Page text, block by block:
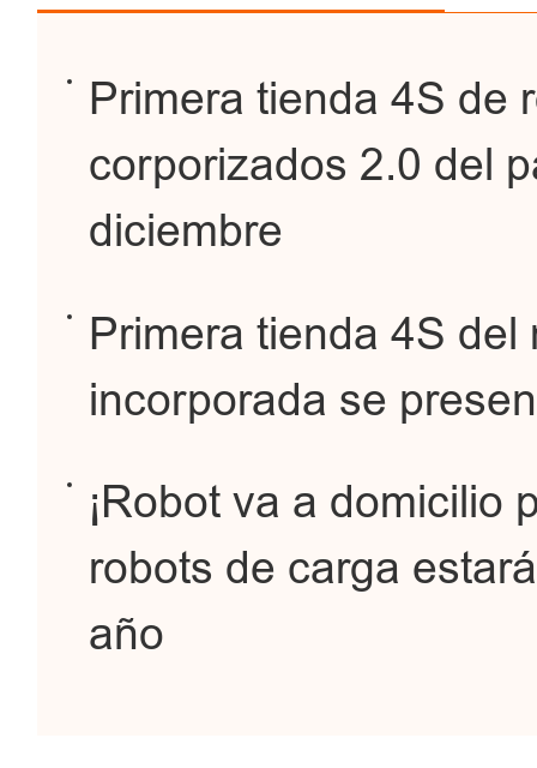
Primera tienda 4S de
corporizados 2.0 del
diciembre
Primera tienda 4S
incorporada se
¡Robot va a domicilio
robots de carga
año